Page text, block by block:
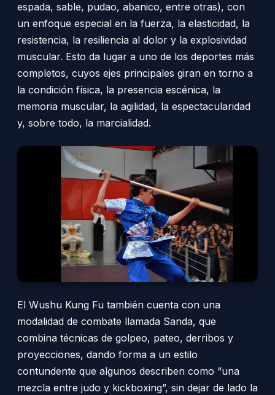
espada, sable, pudao, abanico, entre otras), con
un enfoque especial en la fuerza, la elasticidad, la
resistencia, la resiliencia al dolor y la explosividad
muscular. Esto da lugar a uno de los deportes más
completos, cuyos ejes principales giran en torno a
la condición física, la presencia escénica, la
memoria muscular, la agilidad, la espectacularidad
y, sobre todo, la marcialidad.
El Wushu Kung Fu también cuenta con una
modalidad de combate llamada Sanda, que
combina técnicas de golpeo, pateo, derribos y
proyecciones, dando forma a un estilo
contundente que algunos describen como “una
mezcla entre judo y kickboxing”, sin dejar de lado la